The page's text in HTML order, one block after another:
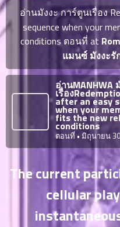
จบแล้ว
บุ๊กมาร์ก
อ่านมังงะ
อ่านมังงะ การ์ตูนเรื่อง
sequence when your
conditions ตอนที่ at
แมนซ์ มังงะ
อ่านMANHWA
เรื่อง
after an easy
when your
fits the new
conditions
ตอนที่ • มิถุนายน
The current
cellular
ที่
6
ตอน
น
ตอน
8
ตอน
9